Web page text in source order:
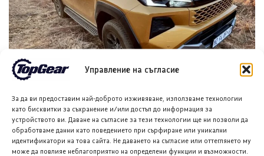
Управление на съгласие
За да ви предоставим най-доброто изживяване, използваме технологии
като бисквитки за съхранение и/или достъп до информация за
устройството ви. Даване на съгласие за тези технологии ще ни позволи да
обработваме данни като поведението при сърфиране или уникални
идентификатори на това сайта. Не даването на съгласие или оттеглянето му
може да повлияе неблагоприятно на определени функции и възможности.
Тойота Hilux: По-добра ли е от всякога?
8 АВГ. 2026